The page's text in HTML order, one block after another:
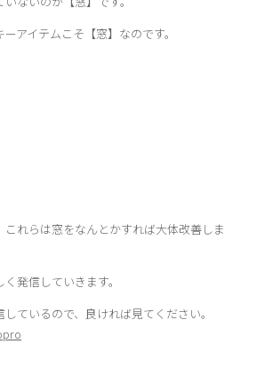
アイテムこそ【窓】なのです。
これらは窓をなんとかすれば大体改善しま
発信していきます。
ているので、良ければ見てください。